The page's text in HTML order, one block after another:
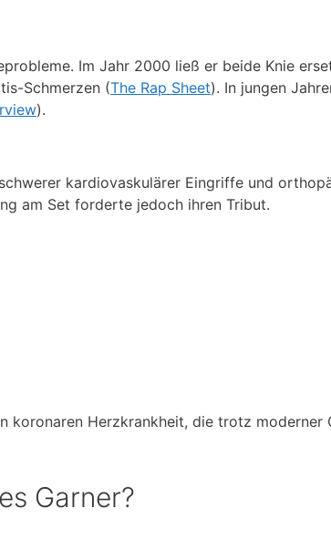
Im Jahr 2000 ließ er beide Knie
Schmerzen (The Rap Sheet). In jungen
).
kardiovaskulärer Eingriffe und
am Set forderte jedoch ihren Tribut.
koronaren Herzkrankheit, die trotz moderner
Garner?